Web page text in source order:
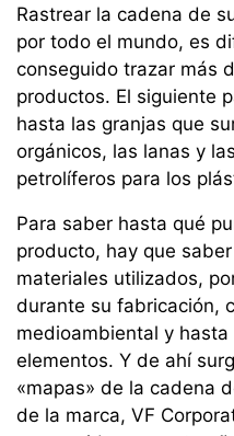
Rastrear la cadena de
por todo el mundo, es
conseguido trazar más
productos. El siguiente
hasta las granjas que
orgánicos, las lanas y
petrolíferos para los
Para saber hasta qué
producto, hay que
materiales utilizados,
durante su fabricación,
medioambiental y
elementos. Y de ahí
«mapas» de la cadena
de la marca, VF